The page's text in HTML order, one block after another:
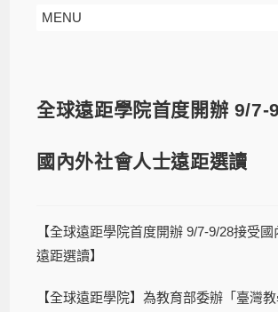
MENU
全球遠距學院首度開辦 9/7-
國內外社會人士遠距選讀
【全球遠距學院首度開辦 9/7-9/28接受
遠距選讀】
【全球遠距學院】為教育部委辦「臺灣教